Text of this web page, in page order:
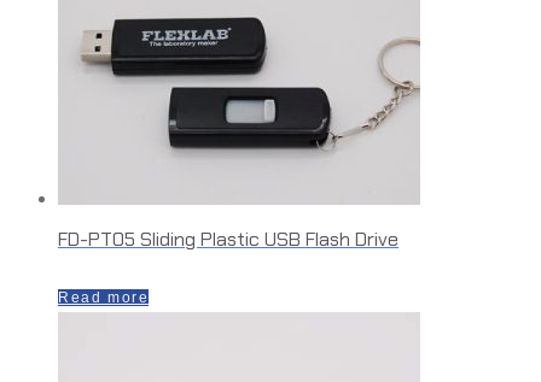
FD-PT05 Sliding Plastic USB Flash Drive
Read more